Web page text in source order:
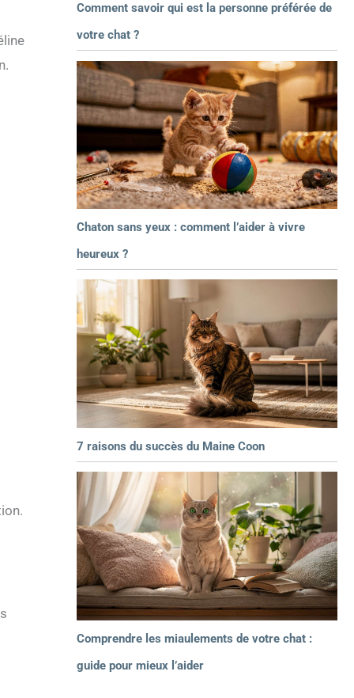
Comment savoir qui est la personne préférée de
votre chat ?
Chaton sans yeux : comment l’aider à vivre
heureux ?
7 raisons du succès du Maine Coon
Comprendre les miaulements de votre chat :
guide pour mieux l’aider